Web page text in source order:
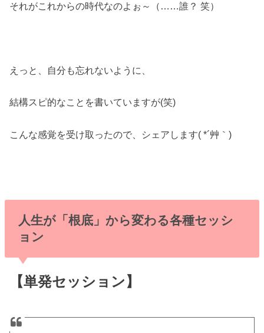
それがこれからの時代なのよぉ～（……誰？ 笑）
えっと、自分も忘れないように、
結構スピ的なことを書いていますが(笑)
こんな感覚を受け取ったので、シェアします( *´艸｀)
人生が「根底」から変わる各種セッシ
ョン
【単発セッション】